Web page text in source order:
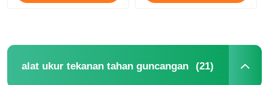
alat ukur tekanan tahan guncangan (21)